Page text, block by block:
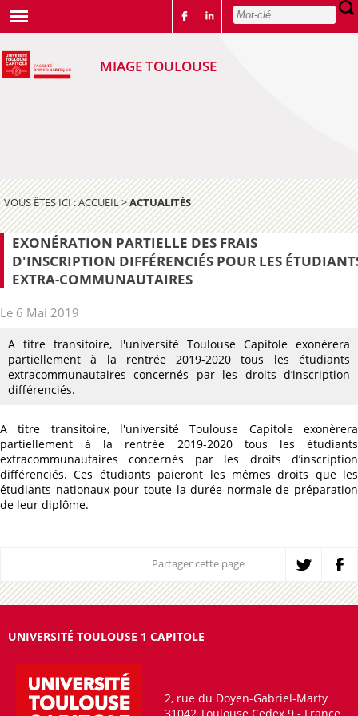
MIAGE TOULOUSE
VOUS ÊTES ICI :ACCUEIL>ACTUALITÉS
EXONÉRATION PARTIELLE DES FRAIS
D'INSCRIPTION DIFFÉRENCIÉS POUR LES
EXTRA-COMMUNAUTAIRES
Le 6 Mai 2019
A titre transitoire, l'université Toulouse Capitole exonérera
partiellement à la rentrée 2019-2020 tous les étudiants
extracommunautaires concernés par les droits d’inscription
différenciés.
A titre transitoire, l'université Toulouse Capitole exonèrera
partiellement à la rentrée 2019-2020 tous les étudiants
extracommunautaires concernés par les droits d’inscription
différenciés. Ces étudiants paieront les mêmes droits que les
étudiants nationaux pour toute la durée normale de préparation
de leur diplôme.
Partager cette page
UNIVERSITÉ TOULOUSE 1 CAPITOLE
2, rue du Doyen-Gabriel-Marty